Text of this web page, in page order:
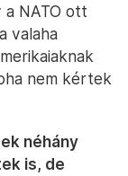
a NATO ott
valaha
nem kértek
néhány
is, de